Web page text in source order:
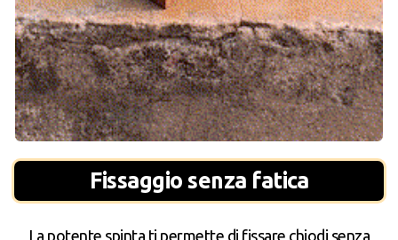
Fissaggio senza fatica
La potente spinta ti permette di fissare chiodi senza